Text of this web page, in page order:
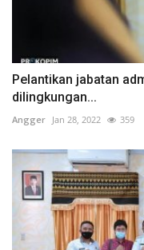
Pelantikan jabatan
dilingkungan...
Angger Jan 28, 2022 359